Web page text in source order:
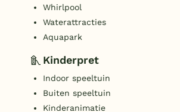
Whirlpool
Waterattracties
Aquapark
Kinderpret
Indoor speeltuin
Buiten speeltuin
Kinderanimatie